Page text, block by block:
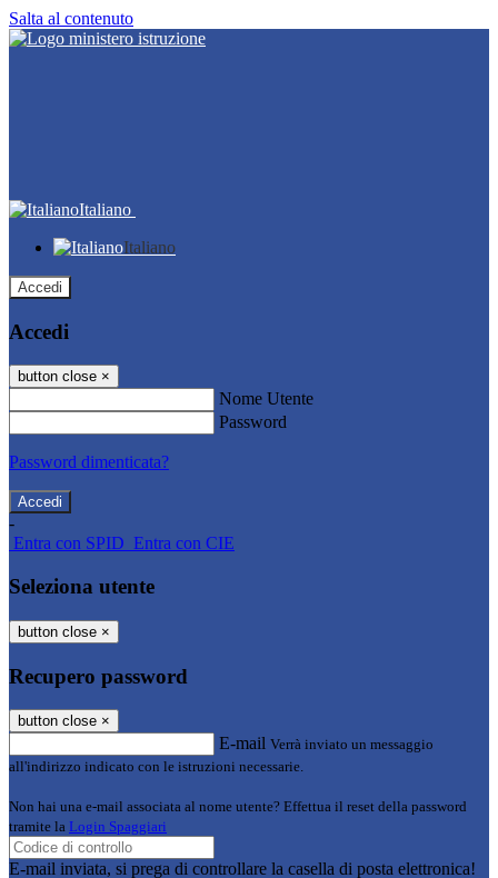
Salta al contenuto
Italiano
Italiano
Accedi
Accedi
button close ×
Nome Utente
Password
Password dimenticata?
-
Entra con SPID Entra con CIE
Seleziona utente
button close ×
Recupero password
button close ×
E-mail Verrà inviato un messaggio
all'indirizzo indicato con le istruzioni necessarie.
Non hai una e-mail associata al nome utente? Effettua il reset della password
tramite la Login Spaggiari
E-mail inviata, si prega di controllare la casella di posta elettronica!